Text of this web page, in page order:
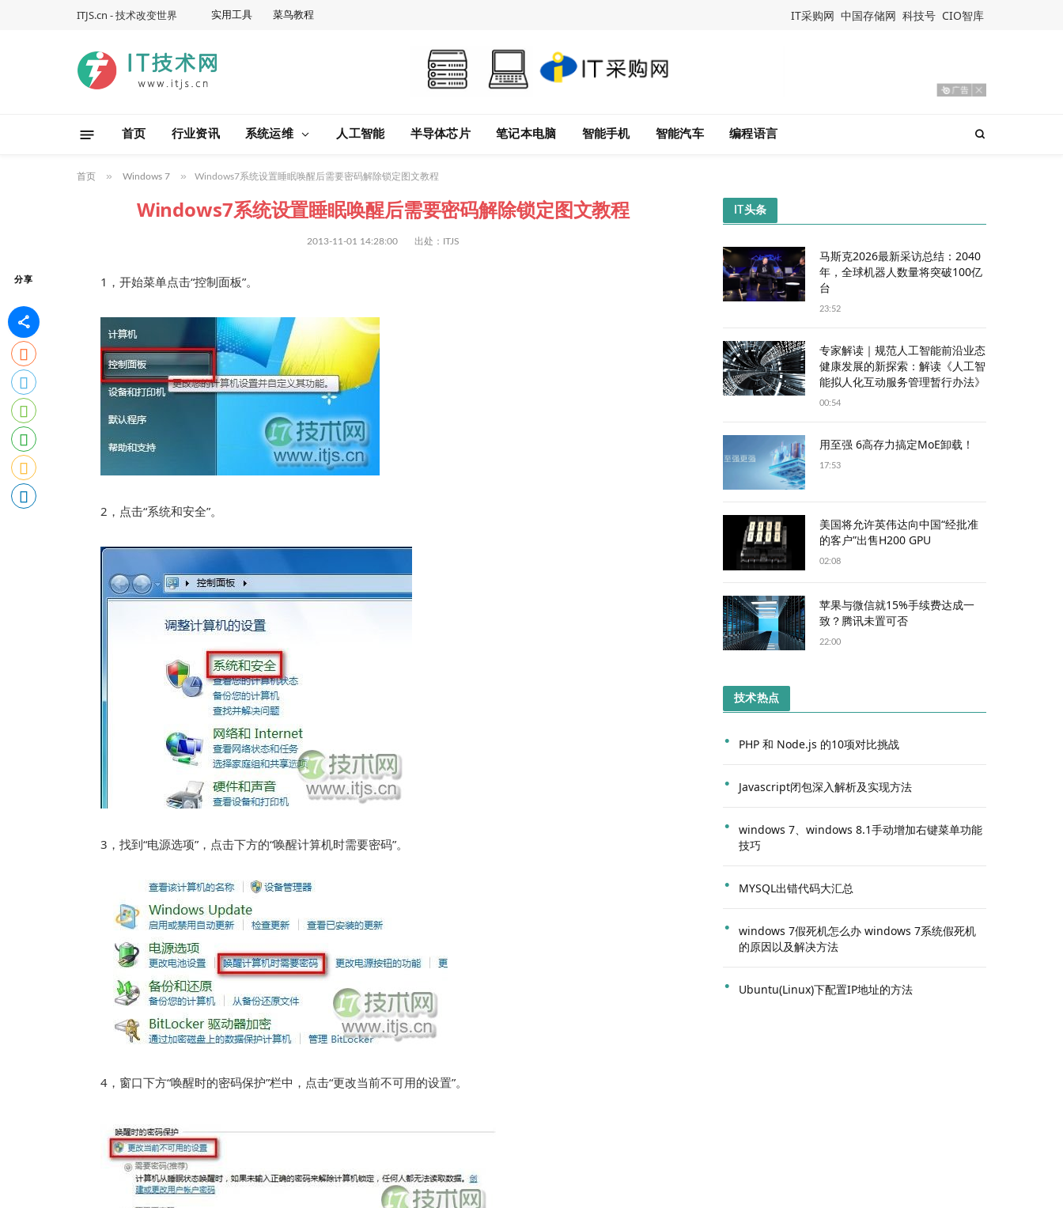
ITJS.cn - 技术改变世界 实用工具 菜鸟教程 IT采购网 中国存储网 科技号 CIO智库
首页 行业资讯 系统运维 人工智能 半导体芯片 笔记本电脑 智能手机 智能汽车 编程语言
首页 » Windows 7 » Windows7系统设置睡眠唤醒后需要密码解除锁定图文教程
Windows7系统设置睡眠唤醒后需要密码解除锁定图文教程
2013-11-01 14:28:00 出处：ITJS
分享 1，开始菜单点击“控制面板”。
2，点击“系统和安全”。
3，找到“电源选项”，点击下方的“唤醒计算机时需要密码”。
4，窗口下方“唤醒时的密码保护”栏中，点击“更改当前不可用的设置”。
IT头条
马斯克2026最新采访总结：2040
年，全球机器人数量将突破100亿
台
23:52
专家解读｜规范人工智能前沿业态
健康发展的新探索：解读《人工智
能拟人化互动服务管理暂行办法》
00:54
用至强 6高存力搞定MoE卸载！
17:53
美国将允许英伟达向中国“经批准
的客户”出售H200 GPU
02:08
苹果与微信就15%手续费达成一
致？腾讯未置可否
22:00
技术热点
PHP 和 Node.js 的10项对比挑战
Javascript闭包深入解析及实现方法
windows 7、windows 8.1手动增加右键菜单功能
技巧
MYSQL出错代码大汇总
windows 7假死机怎么办 windows 7系统假死机
的原因以及解决方法
Ubuntu(Linux)下配置IP地址的方法